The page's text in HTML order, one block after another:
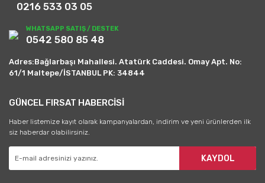
0216 533 03 05
WHATSAPP SATIŞ / DESTEK
0542 580 85 48
Adres:Bağlarbaşı Mahallesi. Atatürk Caddesi. Omay Apt. No:
61/1 Maltepe/İSTANBUL PK: 34844
GÜNCEL FIRSAT HABERCİSİ
Haber listemize kayıt olarak kampanyalardan, indirim ve yeni ürünlerden ilk
siz haberdar olabilirsiniz.
KAYDOL